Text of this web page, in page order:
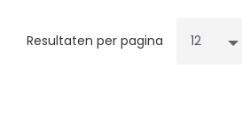
Resultaten per pagina